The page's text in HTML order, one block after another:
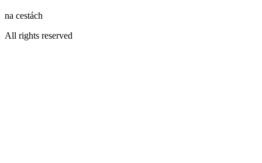
na cestách
All rights reserved